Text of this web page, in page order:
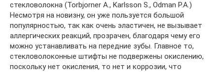
стекловолокна (Torbjorner A., Karlsson S., Odman P.A.)
Несмотря на новизну, он уже пользуется большой
популярностью, так как очень эластичен, не вызывает
аллергических реакций, прозрачен, благодаря чему его
можно устанавливать на передние зубы. Главное то,
стекловолоконные штифты не подвержены окислению,
поскольку нет окисления, то нет и коррозии, что